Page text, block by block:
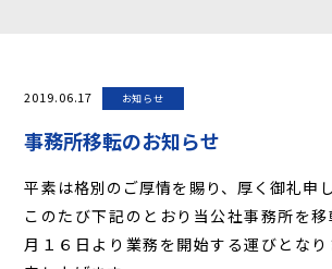
2019.06.17 お知らせ
事務所移転のお知らせ
平素は格別のご厚情を賜り、厚く御礼申
このたび下記のとおり当公社事務所を移
月１６日より業務を開始する運びとな